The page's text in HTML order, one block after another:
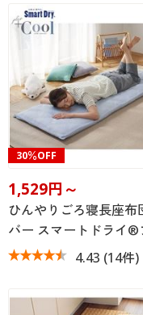
30％OFF
1,529円～
ひんやりごろ寝長座布
バー スマートドライ
4.43 (14件)